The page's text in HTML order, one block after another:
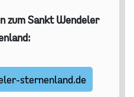
zum Sankt Wendeler
sternenland.de